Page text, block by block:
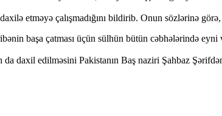
etməyə çalışmadığını bildirib. Onun sözlərinə
başa çatması üçün sülhün bütün cəbhələrində
daxil edilməsini Pakistanın Baş naziri Şahbaz